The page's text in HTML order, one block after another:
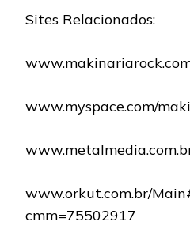
Sites Relacionados:
www.myspace.com/
www.orkut.com.br/
cmm=75502917